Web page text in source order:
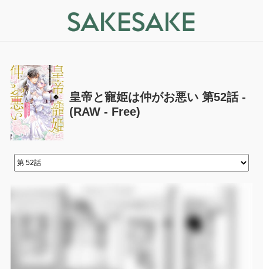
皇帝と寵姫は仲がお悪い 第52話 -
(RAW - Free)